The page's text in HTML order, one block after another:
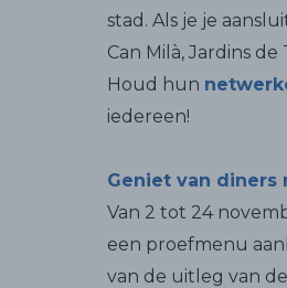
stad. Als je je
Can Milà, Jardins
Houd hun
iedereen!
Geniet van diners
Van 2 tot 24
een proefmenu
van de uitleg van